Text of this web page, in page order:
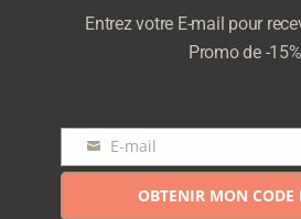
Entrez votre E-mail pour
Promo de -
mail
E-mail
OBTENIR MON CODE